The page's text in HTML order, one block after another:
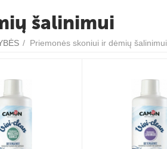
šalinimui
/ Priemonės skoniui ir dėmių šalinimui